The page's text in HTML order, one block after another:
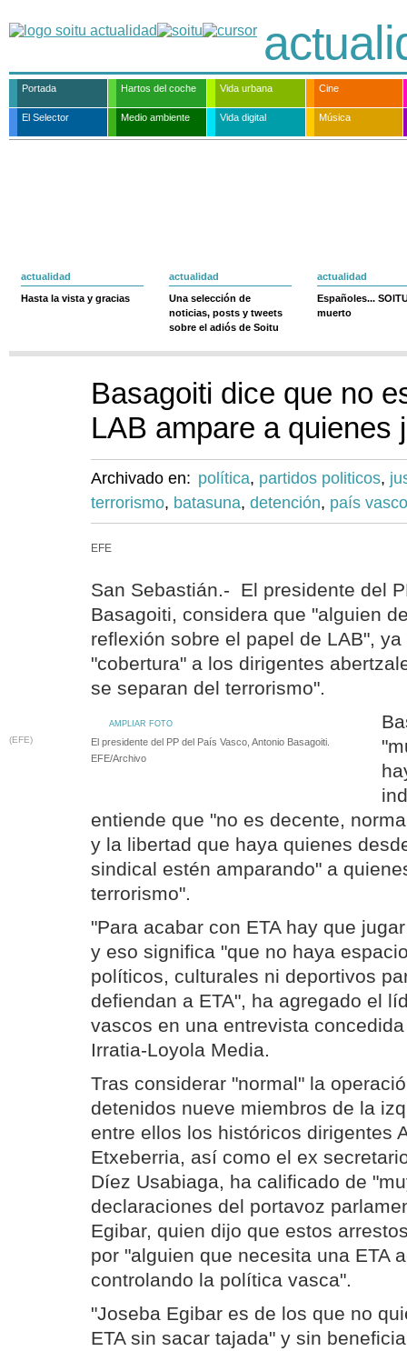
Portada Hartos del coche Vida urbana Cine
El Selector Medio ambiente Vida digital Música
actualidad
Hasta la vista y gracias
actualidad
Una selección de
noticias, posts y tweets
sobre el adiós de Soitu
actualidad
Españoles...
muerto
Basagoiti dice que no
LAB ampare a quienes
Archivado en: política, partidos politicos,
terrorismo, batasuna, detención, país vasco
EFE
San Sebastián.- El presidente del
Basagoiti, considera que "alguien
reflexión sobre el papel de LAB",
"cobertura" a los dirigentes
se separan del terrorismo".
AMPLIAR FOTO
(EFE)
El presidente del PP del País Vasco, Antonio Basagoiti.
EFE/Archivo
entiende que "no es decente,
y la libertad que haya quienes
sindical estén amparando" a
terrorismo".
"Para acabar con ETA hay que
y eso significa "que no haya
políticos, culturales ni deportivos
defiendan a ETA", ha agregado el
vascos en una entrevista
Irratia-Loyola Media.
Tras considerar "normal" la
detenidos nueve miembros de la
entre ellos los históricos dirigentes
Etxeberria, así como el ex
Díez Usabiaga, ha calificado de
declaraciones del portavoz
Egibar, quien dijo que estos
por "alguien que necesita una ETA
controlando la política vasca".
"Joseba Egibar es de los que no
ETA sin sacar tajada" y sin